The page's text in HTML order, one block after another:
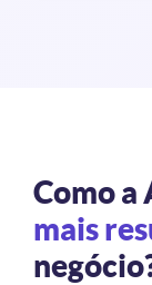
Como a
mais